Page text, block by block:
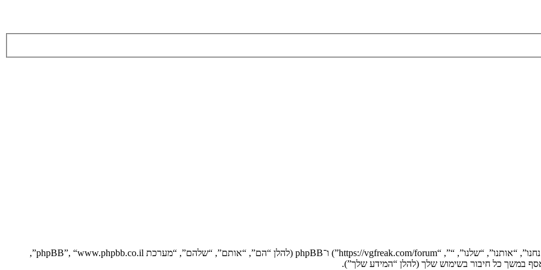
הסכם זה מסביר בפירוט כיצד “” יחד עם החברות הקשורות אליה (להלן “אנחנו”, “אותנו”, “שלנו”, “”, “https://vgfreak.com/forum”) ו־phpBB (להלן “הם”, “אותם”, “שלהם”, “מערכת phpBB”, “www.phpbb.co.il”,